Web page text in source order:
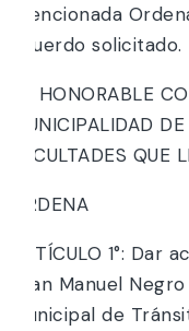
mencionada
acuerdo solicitado.
EL HONORABLE
MUNICIPALIDAD
FACULTADES QUE
ORDENA
ARTÍCULO 1°:
Juan Manuel
Municipal de